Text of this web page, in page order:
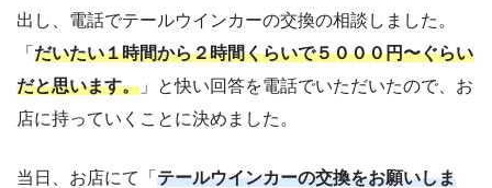
出し、電話でテールウインカーの交換の相談しました。
「 だいたい１時間から２時間くらいで５０００円〜ぐらい
だと思います。 」と快い回答を電話でいただいたので、お
店に持っていくことに決めました。
当日、お店にて「 テールウインカーの交換をお願いしま